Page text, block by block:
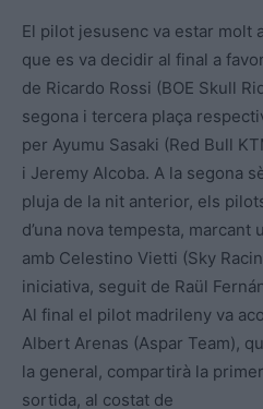
El pilot jesusenc va estar molt
que es va decidir al final a favor
de Ricardo Rossi (BOE Skull
segona i tercera plaça
per Ayumu Sasaki (Red Bull
i Jeremy Alcoba. A la segona
pluja de la nit anterior, els
d’una nova tempesta, marcant
amb Celestino Vietti (Sky
iniciativa, seguit de Raül
Al final el pilot madrileny va
Albert Arenas (Aspar Team),
la general, compartirà la
sortida, al costat de